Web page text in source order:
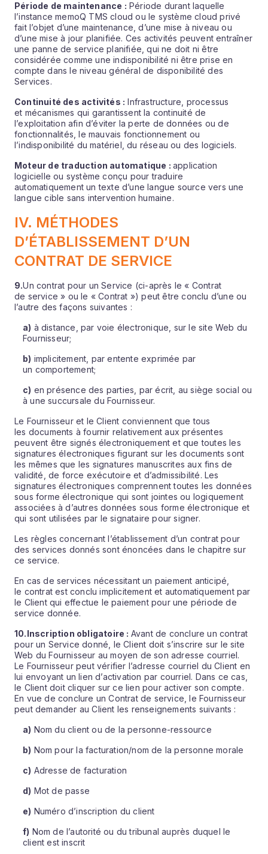
Période de maintenance : Période durant laquelle
l’instance memoQ TMS cloud ou le système cloud privé
fait l’objet d’une maintenance, d’une mise à niveau ou
d’une mise à jour planifiée. Ces activités peuvent entraîner
une panne de service planifiée, qui ne doit ni être
considérée comme une indisponibilité ni être prise en
compte dans le niveau général de disponibilité des
Services.
Continuité des activités : Infrastructure, processus
et mécanismes qui garantissent la continuité de
l’exploitation afin d’éviter la perte de données ou de
fonctionnalités, le mauvais fonctionnement ou
l’indisponibilité du matériel, du réseau ou des logiciels.
Moteur de traduction automatique : application
logicielle ou système conçu pour traduire
automatiquement un texte d’une langue source vers une
langue cible sans intervention humaine.
IV. MÉTHODES
D’ÉTABLISSEMENT D’UN
CONTRAT DE SERVICE
9.Un contrat pour un Service (ci-après le « Contrat
de service » ou le « Contrat ») peut être conclu d’une ou
l’autre des façons suivantes :
a) à distance, par voie électronique, sur le site Web du
Fournisseur;
b) implicitement, par entente exprimée par
un comportement;
c) en présence des parties, par écrit, au siège social ou
à une succursale du Fournisseur.
Le Fournisseur et le Client conviennent que tous
les documents à fournir relativement aux présentes
peuvent être signés électroniquement et que toutes les
signatures électroniques figurant sur les documents sont
les mêmes que les signatures manuscrites aux fins de
validité, de force exécutoire et d’admissibilité. Les
signatures électroniques comprennent toutes les données
sous forme électronique qui sont jointes ou logiquement
associées à d’autres données sous forme électronique et
qui sont utilisées par le signataire pour signer.
Les règles concernant l’établissement d’un contrat pour
des services donnés sont énoncées dans le chapitre sur
ce service.
En cas de services nécessitant un paiement anticipé,
le contrat est conclu implicitement et automatiquement par
le Client qui effectue le paiement pour une période de
service donnée.
10.Inscription obligatoire : Avant de conclure un contrat
pour un Service donné, le Client doit s’inscrire sur le site
Web du Fournisseur au moyen de son adresse courriel.
Le Fournisseur peut vérifier l’adresse courriel du Client en
lui envoyant un lien d’activation par courriel. Dans ce cas,
le Client doit cliquer sur ce lien pour activer son compte.
En vue de conclure un Contrat de service, le Fournisseur
peut demander au Client les renseignements suivants :
a) Nom du client ou de la personne-ressource
b) Nom pour la facturation/nom de la personne morale
c) Adresse de facturation
d) Mot de passe
e) Numéro d’inscription du client
f) Nom de l’autorité ou du tribunal auprès duquel le
client est inscrit